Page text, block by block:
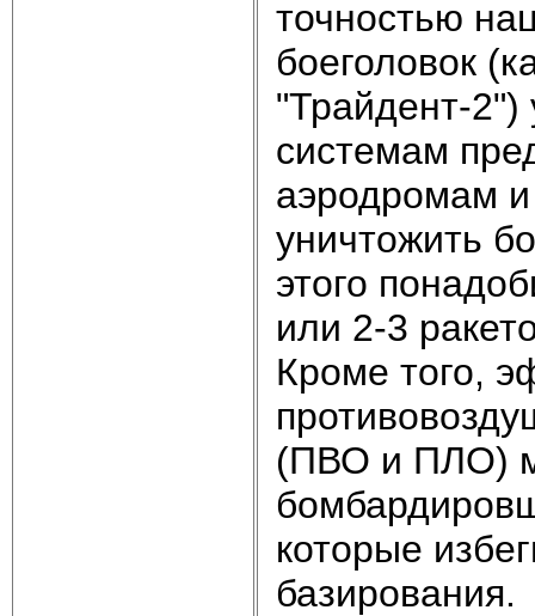
точностью
боеголовок
"Трайдент-
системам
аэродромам
уничтожить
этого
или 2-3
Кроме того,
(ПВО и ПЛО)
которые
базирования.